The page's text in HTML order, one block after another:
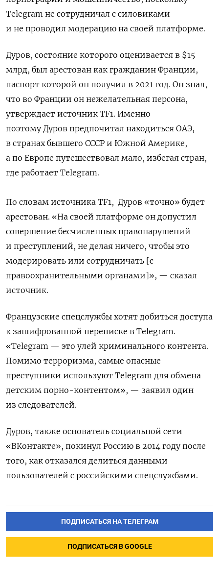
Telegram не сотрудничал с силовиками
и не проводил модерацию на своей платформе.
Дуров, состояние которого оценивается в $15
млрд, был арестован как гражданин Франции,
паспорт которой он получил в 2021 год. Он знал,
что во Франции он нежелательная персона,
утверждает источник TF1. Именно
поэтому Дуров предпочитал находиться ОАЭ,
в странах бывшего СССР и Южной Америке,
а по Европе путешествовал мало, избегая стран,
где работает Telegram.
По словам источника TF1, Дуров «точно» будет
арестован. «На своей платформе он допустил
совершение бесчисленных правонарушений
и преступлений, не делая ничего, чтобы это
модерировать или сотрудничать [с
правоохранительными органами]», — сказал
источник.
Французские спецслужбы хотят добиться доступа
к зашифрованной переписке в Telegram.
«Telegram — это улей криминального контента.
Помимо терроризма, самые опасные
преступники используют Telegram для обмена
детским порно-контентом», — заявил один
из следователей.
Дуров, также основатель социальной сети
«ВКонтакте», покинул Россию в 2014 году после
того, как отказался делиться данными
пользователей с российскими спецслужбами.
ПОДПИСАТЬСЯ НА ТЕЛЕГРАМ
ПОДПИСАТЬСЯ В GOOGLE